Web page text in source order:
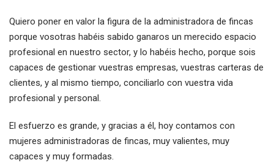
Quiero poner en valor la figura de la administradora de fincas
porque vosotras habéis sabido ganaros un merecido espacio
profesional en nuestro sector, y lo habéis hecho, porque sois
capaces de gestionar vuestras empresas, vuestras carteras de
clientes, y al mismo tiempo, conciliarlo con vuestra vida
profesional y personal.
El esfuerzo es grande, y gracias a él, hoy contamos con
mujeres administradoras de fincas, muy valientes, muy
capaces y muy formadas.